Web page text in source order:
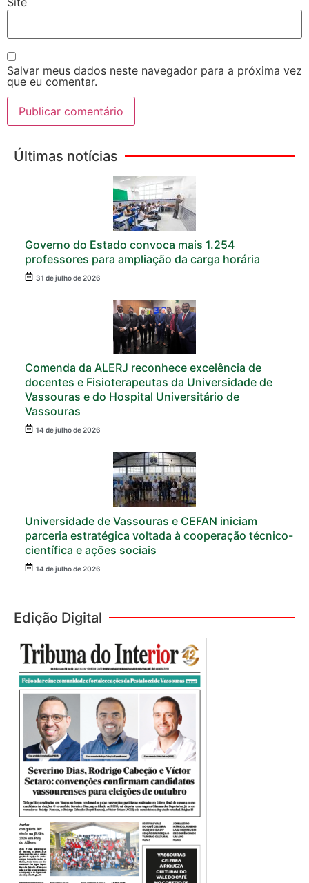
Salvar meus dados neste navegador para a próxima vez
que eu comentar.
Últimas notícias
Governo do Estado convoca mais 1.254
professores para ampliação da carga horária
31 de julho de 2026
Comenda da ALERJ reconhece excelência de
docentes e Fisioterapeutas da Universidade de
Vassouras e do Hospital Universitário de
Vassouras
14 de julho de 2026
Universidade de Vassouras e CEFAN iniciam
parceria estratégica voltada à cooperação técnico-
científica e ações sociais
14 de julho de 2026
Edição Digital